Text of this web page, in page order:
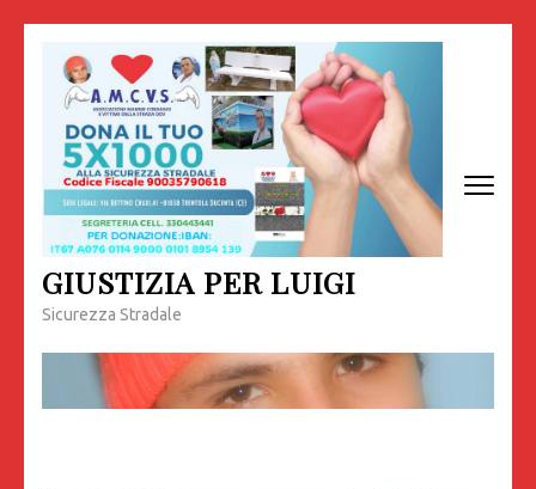
contenuto
(premi
invio)
GIUSTIZIA PER LUIGI
Sicurezza Stradale